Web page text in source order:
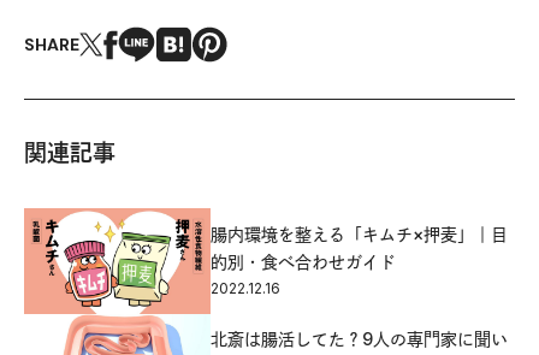
SHARE
関連記事
腸内環境を整える「キムチ×押麦」｜目
的別・食べ合わせガイド
2022.12.16
北斎は腸活してた？9人の専門家に聞い